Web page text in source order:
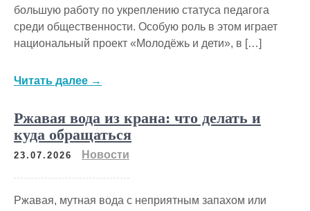
большую работу по укреплению статуса педагога
среди общественности. Особую роль в этом играет
национальный проект «Молодёжь и дети», в […]
Читать далее →
Ржавая вода из крана: что делать и
куда обращаться
23.07.2026 Новости
Ржавая, мутная вода с неприятным запахом или